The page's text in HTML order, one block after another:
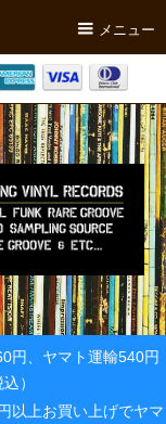
メニュー
円、ヤマト運輸540円
）
以上お買い上げでヤマ